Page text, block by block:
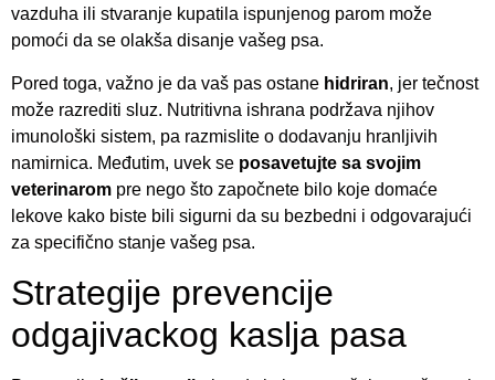
vazduha ili stvaranje kupatila ispunjenog parom može
pomoći da se olakša disanje vašeg psa.
Pored toga, važno je da vaš pas ostane hidriran, jer tečnost
može razrediti sluz. Nutritivna ishrana podržava njihov
imunološki sistem, pa razmislite o dodavanju hranljivih
namirnica. Međutim, uvek se posavetujte sa svojim
veterinarom pre nego što započnete bilo koje domaće
lekove kako biste bili sigurni da su bezbedni i odgovarajući
za specifično stanje vašeg psa.
Strategije prevencije
odgajivackog kaslja pasa